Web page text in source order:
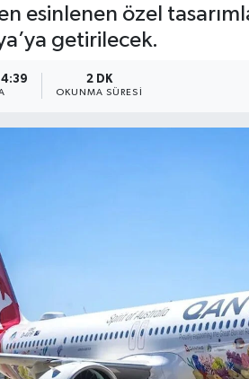
esinlenen özel
getirilecek.
2 DK
OKUNMA SÜRESI